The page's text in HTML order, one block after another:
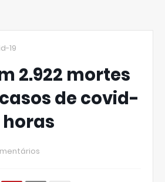
19
2.922 mortes
de covid-
horas